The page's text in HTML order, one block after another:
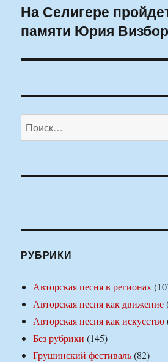
Следующая
запись:
На Селигере
памяти Юрия
Искать:
РУБРИКИ
Авторская песня в регионах
Авторская песня как движение
Авторская песня как искусство
Без рубрики (145)
Грушинский фестиваль(82)